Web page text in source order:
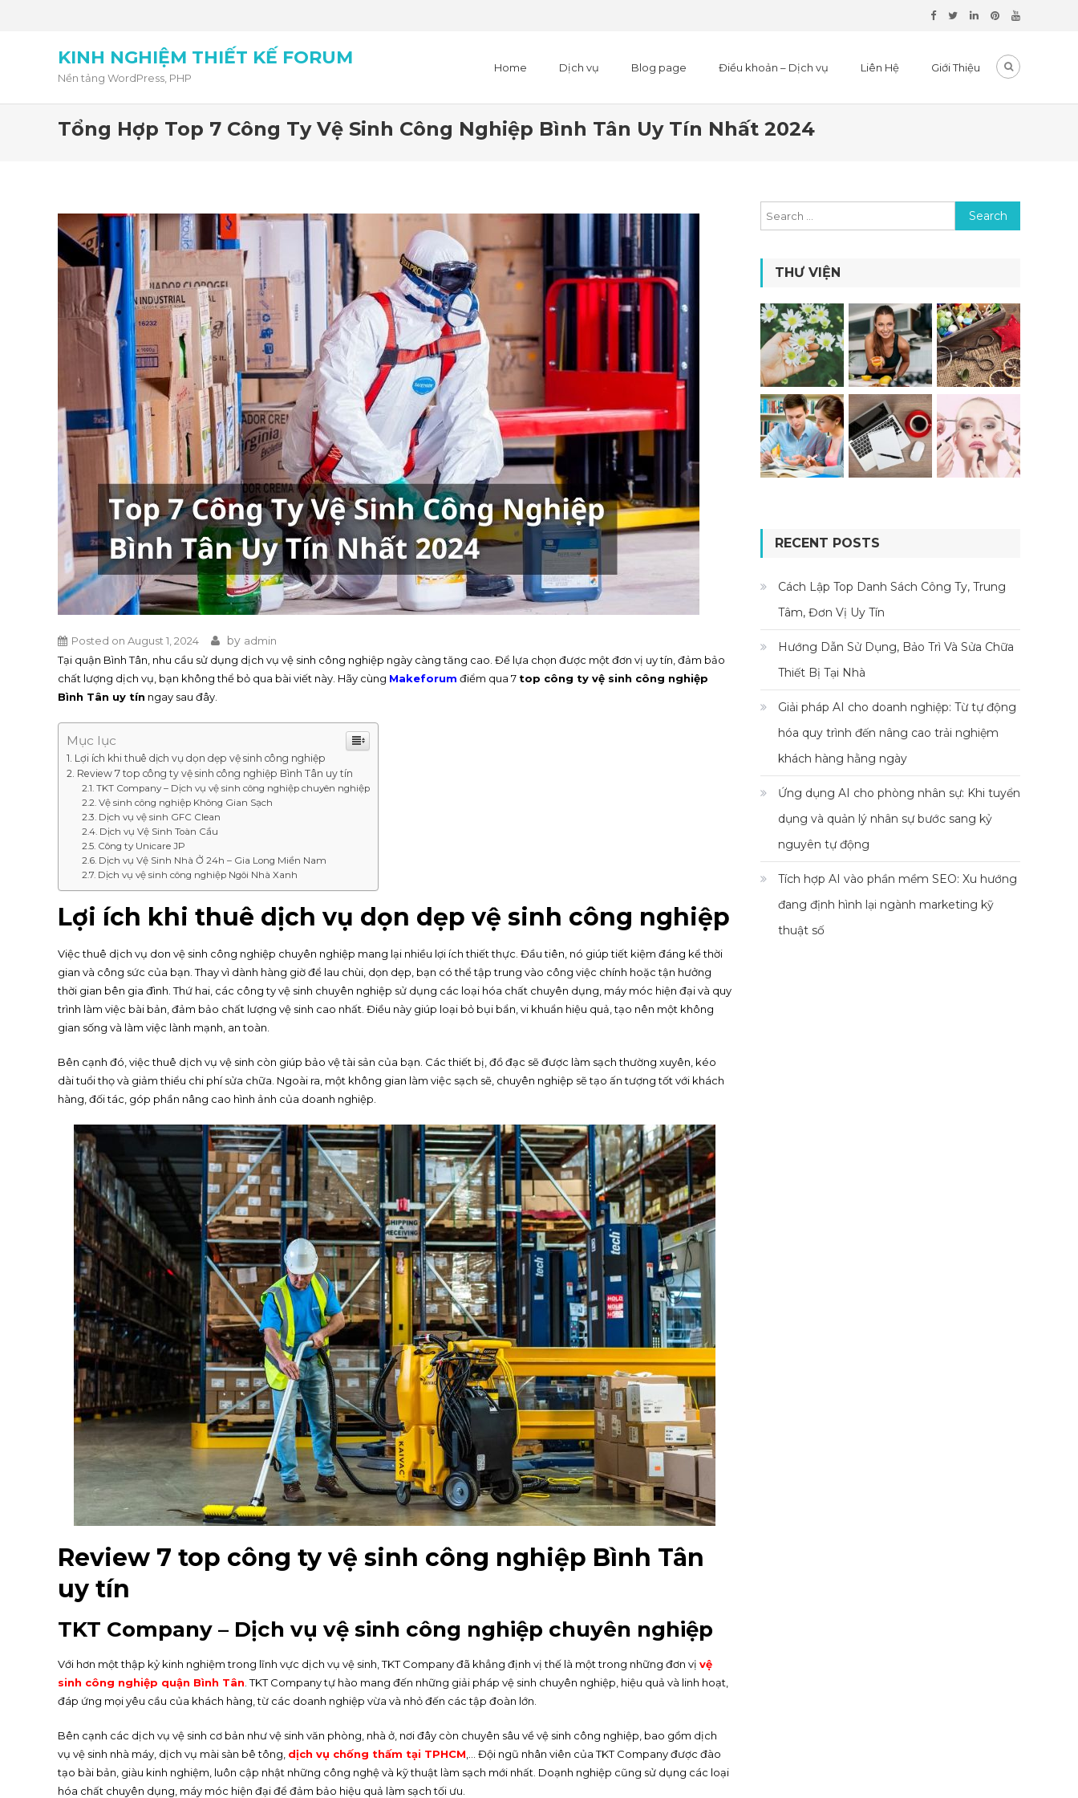
KINH NGHIỆM THIẾT KẾ FORUM
Nền tảng WordPress, PHP
Home Dịch vụ Blog page Điều khoản – Dịch vụ Liên Hệ Giới Thiệu
Tổng Hợp Top 7 Công Ty Vệ Sinh Công Nghiệp Bình Tân Uy Tín Nhất 2024
Posted on August 1, 2024 by admin
Tại quận Bình Tân, nhu cầu sử dụng dịch vụ vệ sinh công nghiệp ngày càng tăng cao. Để lựa chọn được một đơn vị uy tín, đảm bảo
chất lượng dịch vụ, bạn không thể bỏ qua bài viết này. Hãy cùng Makeforum điểm qua 7 top công ty vệ sinh công nghiệp
Bình Tân uy tín ngay sau đây.
Mục lục
Lợi ích khi thuê dịch vụ dọn dẹp vệ sinh công nghiệp
Review 7 top công ty vệ sinh công nghiệp Bình Tân uy tín
TKT Company – Dịch vụ vệ sinh công nghiệp chuyên nghiệp
Vệ sinh công nghiệp Không Gian Sạch
Dịch vụ vệ sinh GFC Clean
Dịch vụ Vệ Sinh Toàn Cầu
Công ty Unicare JP
Dịch vụ Vệ Sinh Nhà Ở 24h – Gia Long Miền Nam
Dịch vụ vệ sinh công nghiệp Ngôi Nhà Xanh
Lợi ích khi thuê dịch vụ dọn dẹp vệ sinh công nghiệp
Việc thuê dịch vụ don vệ sinh công nghiệp chuyên nghiệp mang lại nhiều lợi ích thiết thực. Đầu tiên, nó giúp tiết kiệm đáng kể thời
gian và công sức của bạn. Thay vì dành hàng giờ để lau chùi, dọn dẹp, bạn có thể tập trung vào công việc chính hoặc tận hưởng
thời gian bên gia đình. Thứ hai, các công ty vệ sinh chuyên nghiệp sử dụng các loại hóa chất chuyên dụng, máy móc hiện đại và quy
trình làm việc bài bản, đảm bảo chất lượng vệ sinh cao nhất. Điều này giúp loại bỏ bụi bẩn, vi khuẩn hiệu quả, tạo nên một không
gian sống và làm việc lành mạnh, an toàn.
Bên cạnh đó, việc thuê dịch vụ vệ sinh còn giúp bảo vệ tài sản của bạn. Các thiết bị, đồ đạc sẽ được làm sạch thường xuyên, kéo
dài tuổi thọ và giảm thiểu chi phí sửa chữa. Ngoài ra, một không gian làm việc sạch sẽ, chuyên nghiệp sẽ tạo ấn tượng tốt với khách
hàng, đối tác, góp phần nâng cao hình ảnh của doanh nghiệp.
Review 7 top công ty vệ sinh công nghiệp Bình Tân
uy tín
TKT Company – Dịch vụ vệ sinh công nghiệp chuyên nghiệp
Với hơn một thập kỷ kinh nghiệm trong lĩnh vực dịch vụ vệ sinh, TKT Company đã khẳng định vị thế là một trong những đơn vị vệ
sinh công nghiệp quận Bình Tân . TKT Company tự hào mang đến những giải pháp vệ sinh chuyên nghiệp, hiệu quả và linh hoạt,
đáp ứng mọi yêu cầu của khách hàng, từ các doanh nghiệp vừa và nhỏ đến các tập đoàn lớn.
Bên cạnh các dịch vụ vệ sinh cơ bản như vệ sinh văn phòng, nhà ở, nơi đây còn chuyên sâu về vệ sinh công nghiệp, bao gồm dịch
vụ vệ sinh nhà máy, dịch vụ mài sàn bê tông, dịch vụ chống thấm tại TPHCM ,… Đội ngũ nhân viên của TKT Company được đào
tạo bài bản, giàu kinh nghiệm, luôn cập nhật những công nghệ và kỹ thuật làm sạch mới nhất. Doạnh nghiệp cũng sử dụng các loại
hóa chất chuyên dụng, máy móc hiện đại để đảm bảo hiệu quả làm sạch tối ưu.
Search for:
THƯ VIỆN
RECENT POSTS
Cách Lập Top Danh Sách Công Ty, Trung
Tâm, Đơn Vị Uy Tín
Hướng Dẫn Sử Dụng, Bảo Trì Và Sửa Chữa
Thiết Bị Tại Nhà
Giải pháp AI cho doanh nghiệp: Từ tự động
hóa quy trình đến nâng cao trải nghiệm
khách hàng hằng ngày
Ứng dụng AI cho phòng nhân sự: Khi tuyển
dụng và quản lý nhân sự bước sang kỷ
nguyên tự động
Tích hợp AI vào phần mềm SEO: Xu hướng
đang định hình lại ngành marketing kỹ
thuật số